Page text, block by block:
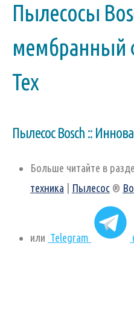
Пылесосы
мембранный
Tex
Пылесос Bosch ::
Больше читайте в
техника
Пылесос ®
или Telegram